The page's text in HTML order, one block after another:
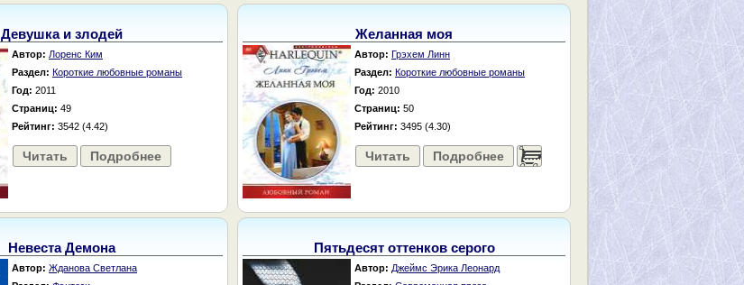
Девушка и злодей
Автор: Лоренс Ким
Раздел: Короткие любовные романы
Год: 2011
Страниц: 49
Рейтинг: 3542 (4.42)
Читать Подробнее
Желанная моя
Автор: Грэхем Линн
Раздел: Короткие любовные романы
Год: 2010
Страниц: 50
Рейтинг: 3495 (4.30)
Читать Подробнее ......
Невеста Демона
Автор: Жданова Светлана
Пятьдесят оттенков серого
Автор: Джеймс Эрика Леонард